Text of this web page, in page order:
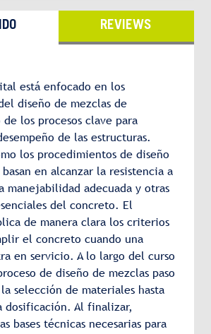
REVIEWS
está enfocado en los
diseño de mezclas de
los procesos clave para
de las estructuras.
los procedimientos de diseño
en alcanzar la resistencia a
manejabilidad adecuada y otras
del concreto. El
de manera clara los criterios
el concreto cuando una
en servicio. A lo largo del curso
de diseño de mezclas paso
selección de materiales hasta
dosificación. Al finalizar,
bases técnicas necesarias para